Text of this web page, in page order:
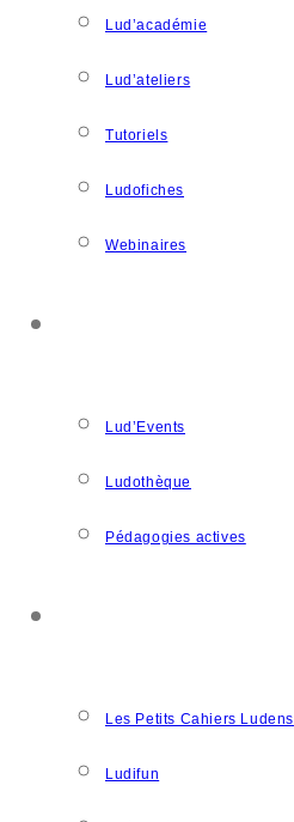
Lud’académie
Lud’ateliers
Tutoriels
Ludofiches
Webinaires
Lud’Events
Ludothèque
Pédagogies actives
Les Petits Cahiers Ludens
Ludifun